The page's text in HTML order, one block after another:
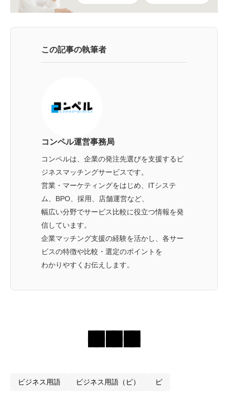
この記事の執筆者
コンペル運営事務局
コンペルは、企業の発注先選びを支援するビ
ジネスマッチングサービスです。
営業・マーケティングをはじめ、ITシステ
ム、BPO、採用、店舗運営など、
幅広い分野でサービス比較に役立つ情報を発
信しています。
企業マッチング支援の経験を活かし、各サー
ビスの特徴や比較・選定のポイントを
わかりやすくお伝えします。
ビジネス用語 ビジネス用語（ピ） ピ